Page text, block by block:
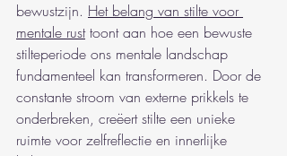
bewustzijn. Het belang van stilte voor
mentale rust toont aan hoe een bewuste
stilteperiode ons mentale landschap
fundamenteel kan transformeren. Door de
constante stroom van externe prikkels te
onderbreken, creëert stilte een unieke
ruimte voor zelfreflectie en innerlijke